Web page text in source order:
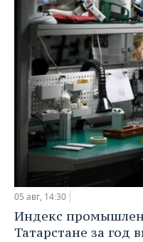
05 авг, 14:30
Индекс
Татарстане за год